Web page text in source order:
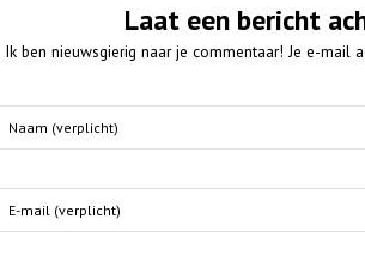
Laat een bericht
Ik ben nieuwsgierig naar je commentaar! Je e-mail